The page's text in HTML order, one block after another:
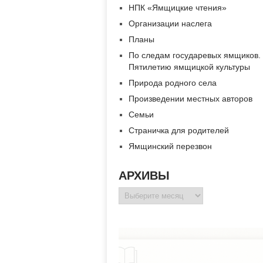
НПК «Ямщицкие чтения»
Организации наслега
Планы
По следам государевых ямщиков.
Пятилетию ямщицкой культуры
Природа родного села
Произведении местных авторов
Семьи
Страничка для родителей
Ямщинский перезвон
АРХИВЫ
Архивы